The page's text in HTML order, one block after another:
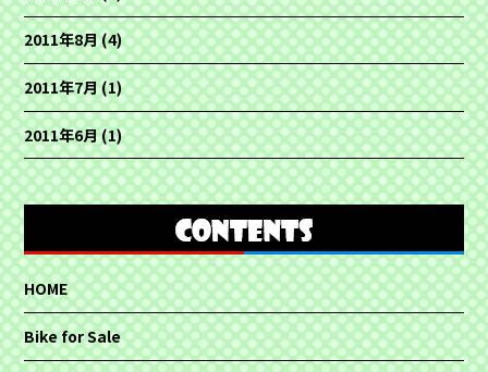
2011年8月(4)
2011年7月(1)
2011年6月(1)
HOME
Bike for Sale